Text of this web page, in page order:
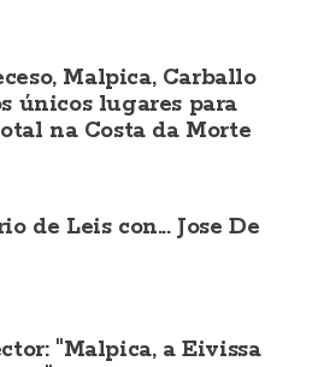
Malpica, Carballo
únicos lugares para
na Costa da Morte
de Leis con... Jose De
"Malpica, a Eivissa